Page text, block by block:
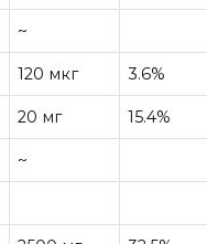
~
120 мкг 3.6%
20 мг 15.4%
~